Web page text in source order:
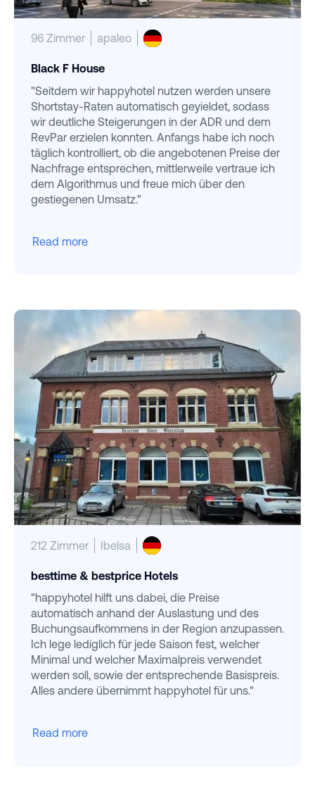
96 Zimmer apaleo
Black F House
"Seitdem wir happyhotel nutzen werden unsere
Shortstay-Raten automatisch geyieldet, sodass
wir deutliche Steigerungen in der ADR und dem
RevPar erzielen konnten. Anfangs habe ich noch
täglich kontrolliert, ob die angebotenen Preise der
Nachfrage entsprechen, mittlerweile vertraue ich
dem Algorithmus und freue mich über den
gestiegenen Umsatz."
Read more
212 Zimmer Ibelsa
besttime & bestprice Hotels
"happyhotel hilft uns dabei, die Preise
automatisch anhand der Auslastung und des
Buchungsaufkommens in der Region anzupassen.
Ich lege lediglich für jede Saison fest, welcher
Minimal und welcher Maximalpreis verwendet
werden soll, sowie der entsprechende Basispreis.
Alles andere übernimmt happyhotel für uns."
Read more